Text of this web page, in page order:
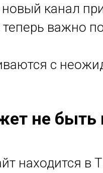
канал
важно
с
не быть
находится в